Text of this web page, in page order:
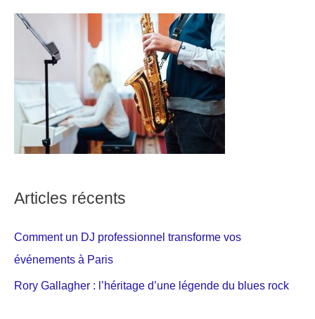
Articles récents
Comment un DJ professionnel transforme vos
événements à Paris
Rory Gallagher : l’héritage d’une légende du blues rock